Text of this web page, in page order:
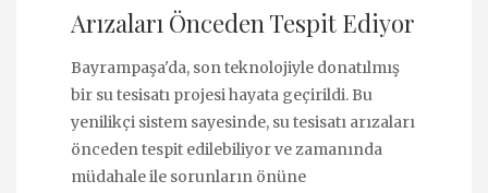
Arızaları Önceden Tespit Ediyor
Bayrampaşa'da, son teknolojiyle donatılmış
bir su tesisatı projesi hayata geçirildi. Bu
yenilikçi sistem sayesinde, su tesisatı arızaları
önceden tespit edilebiliyor ve zamanında
müdahale ile sorunların önüne